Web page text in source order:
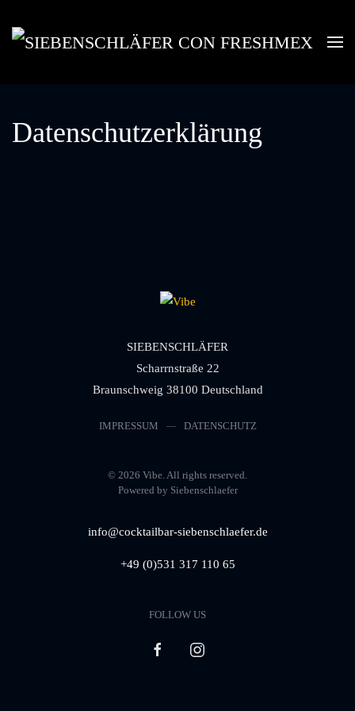
Skip to main content
Datenschutzerklärung
SIEBENSCHLÄFER
Scharrnstraße 22
Braunschweig 38100 Deutschland
IMPRESSUM DATENSCHUTZ
© 2026 Vibe. All rights reserved.
Powered by Siebenschlaefer
info@cocktailbar-siebenschlaefer.de
+49 (0)531 317 110 65
FOLLOW US